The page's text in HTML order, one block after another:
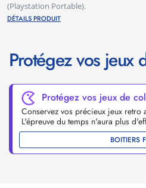
(Playstation Portable).
DÉTAILS PRODUIT
Protégez vos jeux
Protégez vos jeux de
Conservez vos précieux jeux retro
L'épreuve du temps n'aura plus
BOITIERS